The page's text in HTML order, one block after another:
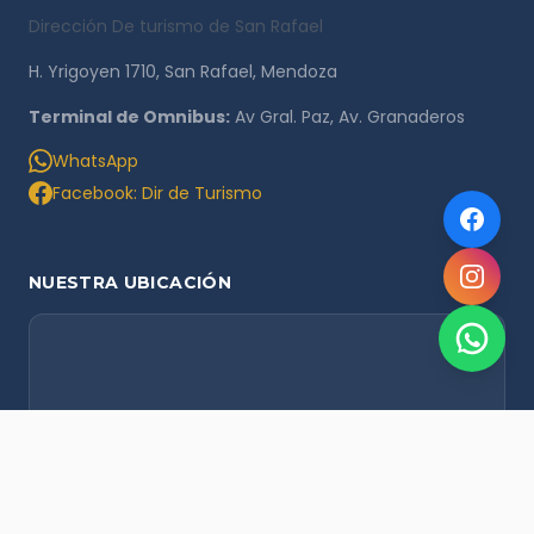
Dirección De turismo de San Rafael
H. Yrigoyen 1710, San Rafael, Mendoza
Terminal de Omnibus: Av Gral. Paz, Av. Granaderos
WhatsApp
Facebook: Dir de Turismo
NUESTRA UBICACIÓN